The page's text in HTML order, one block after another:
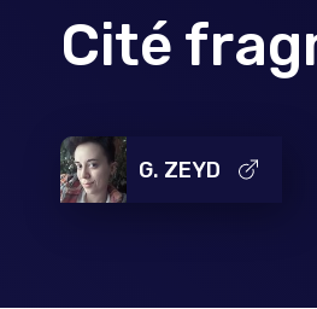
Cité
G. ZEYD